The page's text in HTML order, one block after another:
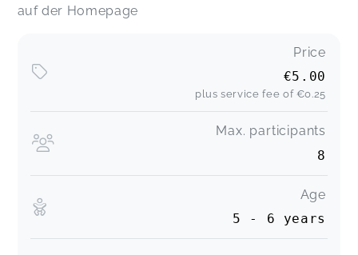
auf der Homepage
Price
€5.00
plus service fee of €0.25
Max. participants
8
Age
5 - 6 years